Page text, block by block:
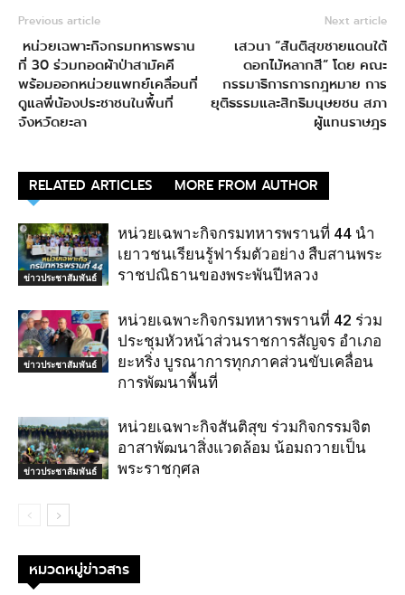
Previous article
หน่วยเฉพาะกิจกรมทหารพราน
ที่ 30 ร่วมทอดผ้าป่าสามัคคี
พร้อมออกหน่วยแพทย์เคลื่อนที่
ดูแลพี่น้องประชาชนในพื้นที่
จังหวัดยะลา
Next article
เสวนา “สันติสุขชายแดนใต้
ดอกไม้หลากสี” โดย คณะ
กรรมาธิการการกฎหมาย การ
ยุติธรรมและสิทธิมนุษยชน สภา
ผู้แทนราษฎร
RELATED ARTICLES MORE FROM AUTHOR
ข่าวประชาสัมพันธ์
หน่วยเฉพาะกิจกรมทหารพรานที่ 44 นำ
เยาวชนเรียนรู้ฟาร์มตัวอย่าง สืบสานพระ
ราชปณิธานของพระพันปีหลวง
ข่าวประชาสัมพันธ์
หน่วยเฉพาะกิจกรมทหารพรานที่ 42 ร่วม
ประชุมหัวหน้าส่วนราชการสัญจร อำเภอ
ยะหริ่ง บูรณาการทุกภาคส่วนขับเคลื่อน
การพัฒนาพื้นที่
ข่าวประชาสัมพันธ์
หน่วยเฉพาะกิจสันติสุข ร่วมกิจกรรมจิต
อาสาพัฒนาสิ่งแวดล้อม น้อมถวายเป็น
พระราชกุศล
หมวดหมู่ข่าวสาร